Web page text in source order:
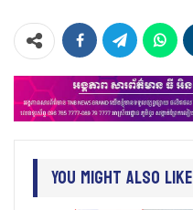
You Might Also Like